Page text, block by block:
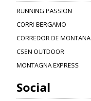
RUNNING PASSION
CORRI BERGAMO
CORREDOR DE MONTANA
CSEN OUTDOOR
MONTAGNA EXPRESS
Social